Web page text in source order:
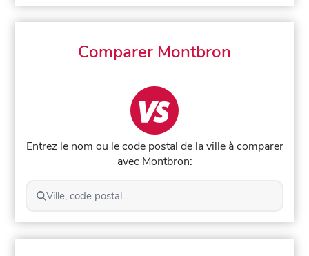
Comparer Montbron
Entrez le nom ou le code postal de la ville à comparer
avec Montbron:
Ville, code postal...